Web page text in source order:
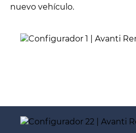
nuevo vehículo.